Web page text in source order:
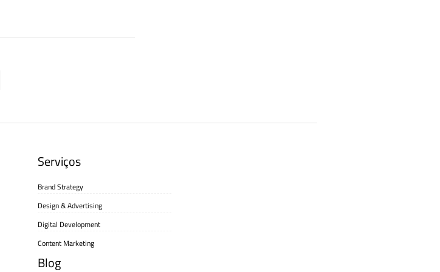
Serviços
Brand Strategy
Design & Advertising
Digital Development
Content Marketing
Blog